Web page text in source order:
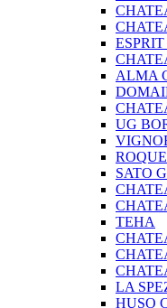
ALMA
UG
SATO
TEHA
LA
HUSO